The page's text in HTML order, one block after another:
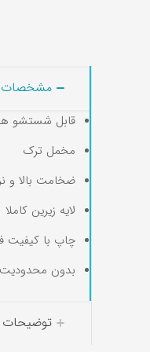
مشخصات
قابل شستشو
مخمل ترک
ضخامت بالا و
لایه زیرین
چاپ با کیفیت
بدون
توضیحات